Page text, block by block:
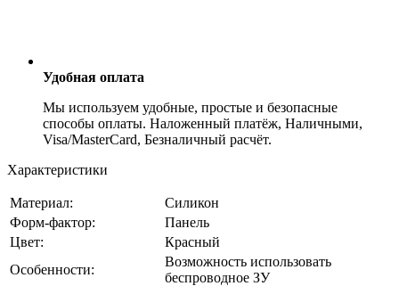
Удобная оплата
Мы используем удобные, простые и безопасные
способы оплаты. Наложенный платёж, Наличными,
Visa/MasterCard, Безналичный расчёт.
Характеристики
Материал:
Силикон
Форм-фактор:
Панель
Цвет:
Красный
Особенности:
Возможность использовать
беспроводное ЗУ